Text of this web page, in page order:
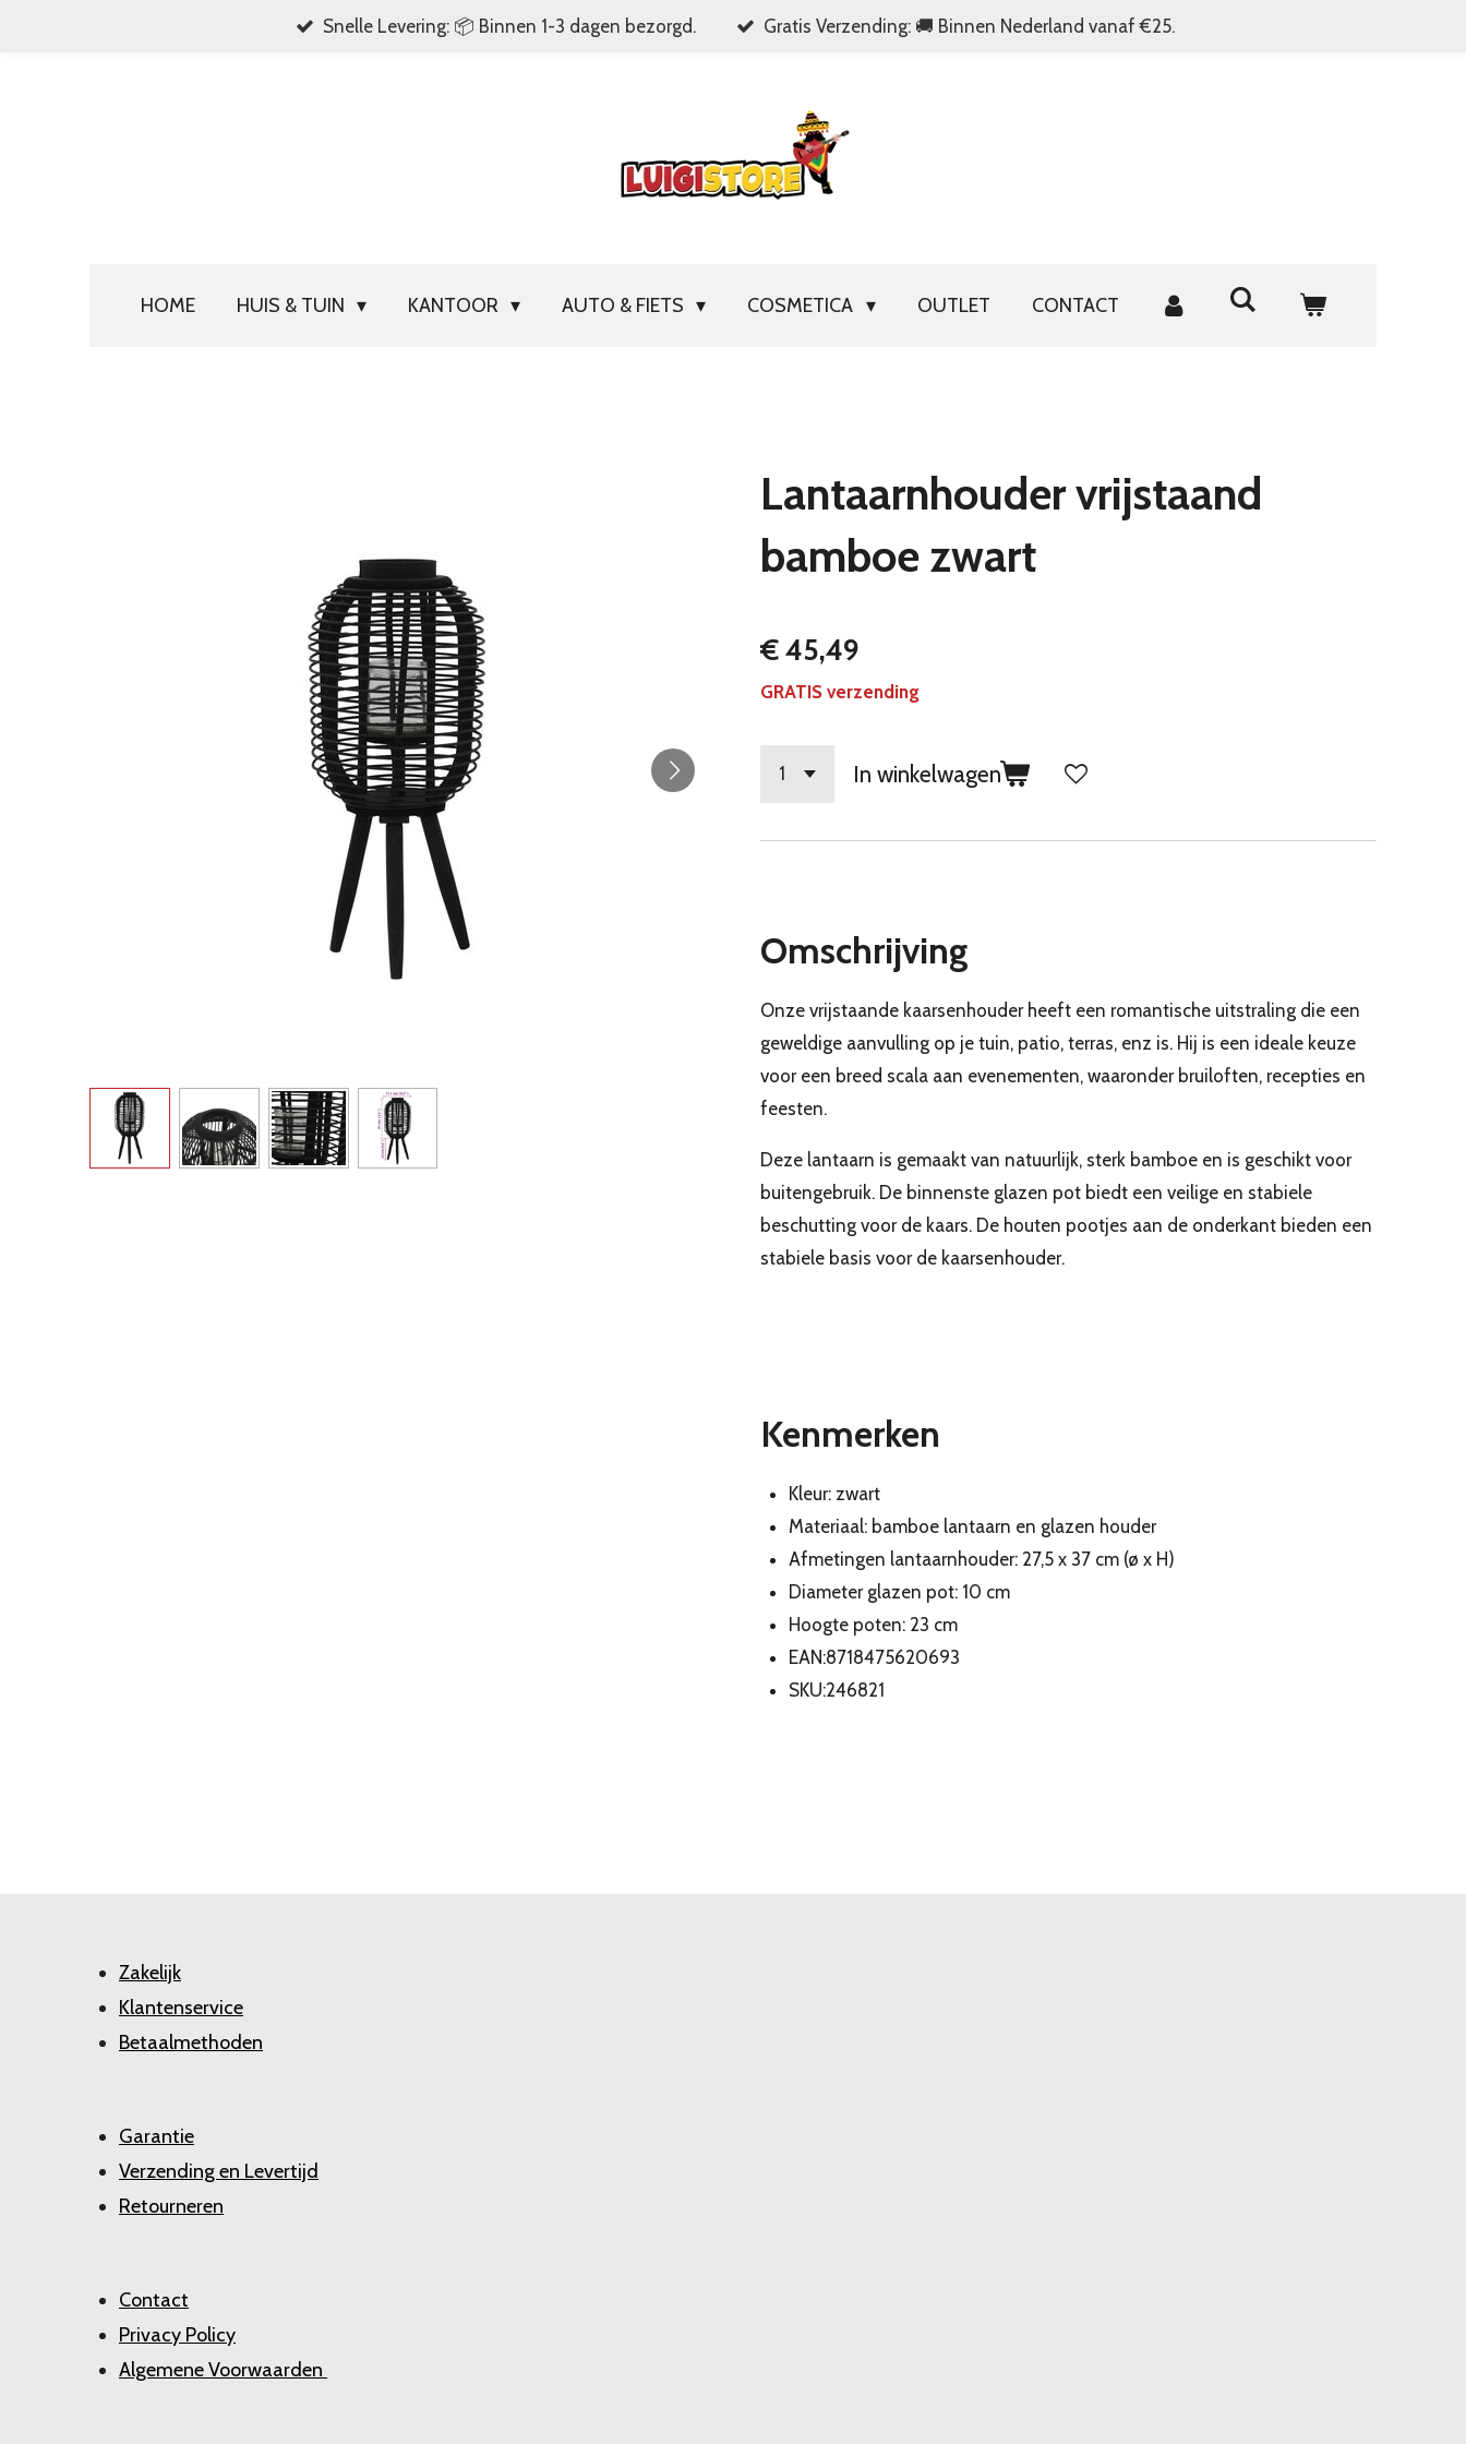
Snelle Levering: 📦 Binnen 1-3 dagen bezorgd. Gratis Verzending: 🚚 Binnen Nederland vanaf €25.
HOME HUIS & TUIN KANTOOR AUTO & FIETS COSMETICA OUTLET CONTACT
Lantaarnhouder vrijstaand
bamboe zwart
€ 45,49
GRATIS verzending
In winkelwagen
Omschrijving
Onze vrijstaande kaarsenhouder heeft een romantische uitstraling die een
geweldige aanvulling op je tuin, patio, terras, enz is. Hij is een ideale keuze
voor een breed scala aan evenementen, waaronder bruiloften, recepties en
feesten.
Deze lantaarn is gemaakt van natuurlijk, sterk bamboe en is geschikt voor
buitengebruik. De binnenste glazen pot biedt een veilige en stabiele
beschutting voor de kaars. De houten pootjes aan de onderkant bieden een
stabiele basis voor de kaarsenhouder.
Kenmerken
Kleur: zwart
Materiaal: bamboe lantaarn en glazen houder
Afmetingen lantaarnhouder: 27,5 x 37 cm (ø x H)
Diameter glazen pot: 10 cm
Hoogte poten: 23 cm
EAN:8718475620693
SKU:246821
Zakelijk
Klantenservice
Betaalmethoden
Garantie
Verzending en Levertijd
Retourneren
Contact
Privacy Policy
Algemene Voorwaarden